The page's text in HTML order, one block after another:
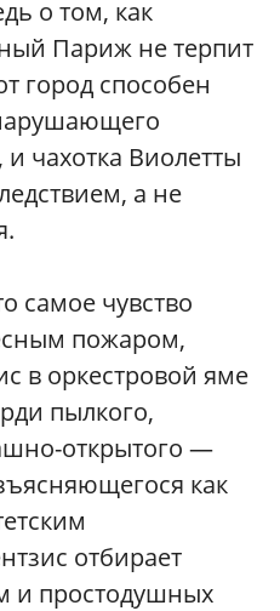
о том, как
Париж не терпит
город способен
чахотка Виолетты
а не
самое чувство
пожаром,
в оркестровой яме
пылкого,
открытого —
как
отбирает
и простодушных